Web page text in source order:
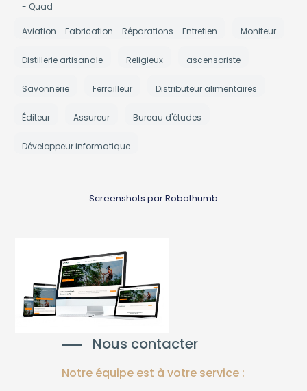
- Quad
Aviation - Fabrication - Réparations - Entretien Moniteur
Distillerie artisanale Religieux ascensoriste
Savonnerie Ferrailleur Distributeur alimentaires
Éditeur Assureur Bureau d'études
Développeur informatique
Screenshots par Robothumb
Nous contacter
Notre équipe est à votre service :